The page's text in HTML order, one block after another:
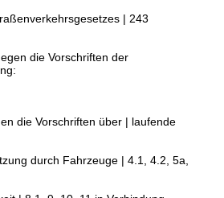
| 243
die Vorschriften der
die Vorschriften über | laufende
durch Fahrzeuge | 4.1, 4.2, 5a,